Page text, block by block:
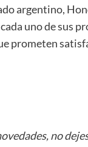
argentino,
uno de sus
prometen
no